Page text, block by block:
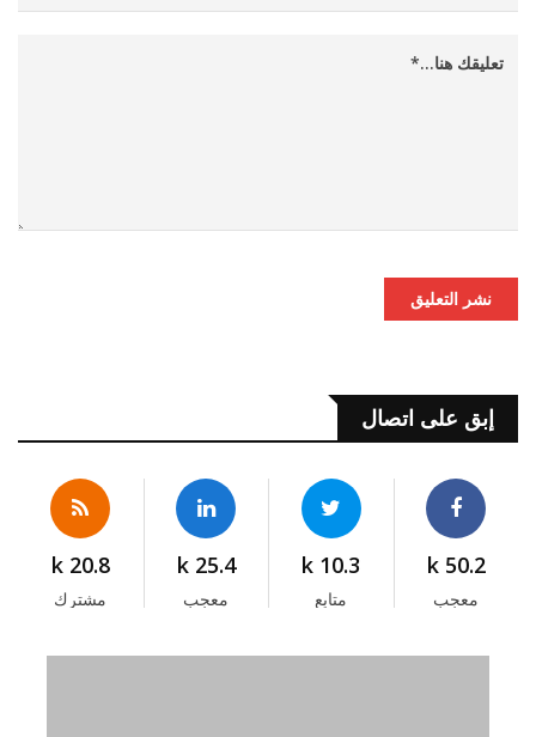
نشر التعليق
إبق على اتصال
50.2 k
معجب
10.3 k
متابع
25.4 k
معجب
20.8 k
مشترك